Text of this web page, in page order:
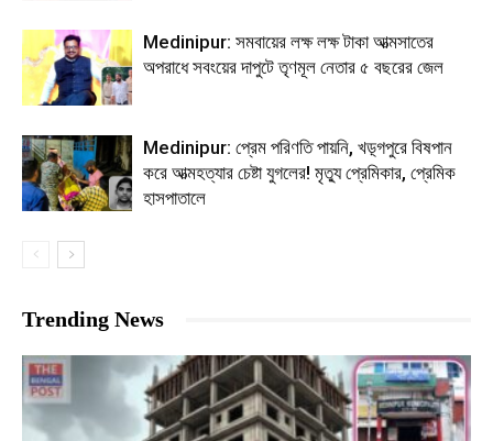
Medinipur: সমবায়ের লক্ষ লক্ষ টাকা আত্মসাতের
অপরাধে সবংয়ের দাপুটে তৃণমূল নেতার ৫ বছরের জেল
Medinipur: প্রেম পরিণতি পায়নি, খড়্গপুরে বিষপান
করে আত্মহত্যার চেষ্টা যুগলের! মৃত্যু প্রেমিকার, প্রেমিক
হাসপাতালে
Trending News